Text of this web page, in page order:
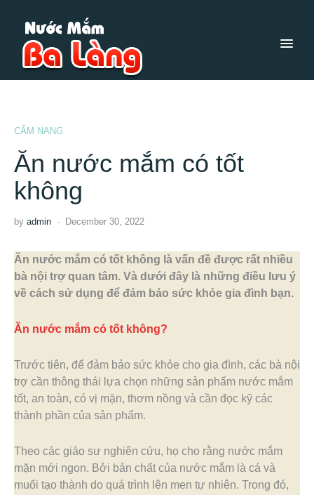
CẨM NANG
Ăn nước mắm có tốt
không
by admin December 30, 2022
Ăn nước mắm có tốt không là vấn đề được rất nhiều
bà nội trợ quan tâm. Và dưới đây là những điều lưu ý
về cách sử dụng để đảm bảo sức khỏe gia đình bạn.
Ăn nước mắm có tốt không?
Trước tiên, để đảm bảo sức khỏe cho gia đình, các bà nội
trợ cần thông thái lựa chọn những sản phẩm nước mắm
tốt, an toàn, có vị mặn, thơm nồng và cần đọc kỹ các
thành phần của sản phẩm.
Theo các giáo sư nghiên cứu, họ cho rằng nước mắm
mặn mới ngon. Bởi bản chất của nước mắm là cá và
muối tạo thành do quá trình lên men tự nhiên. Trong đó,